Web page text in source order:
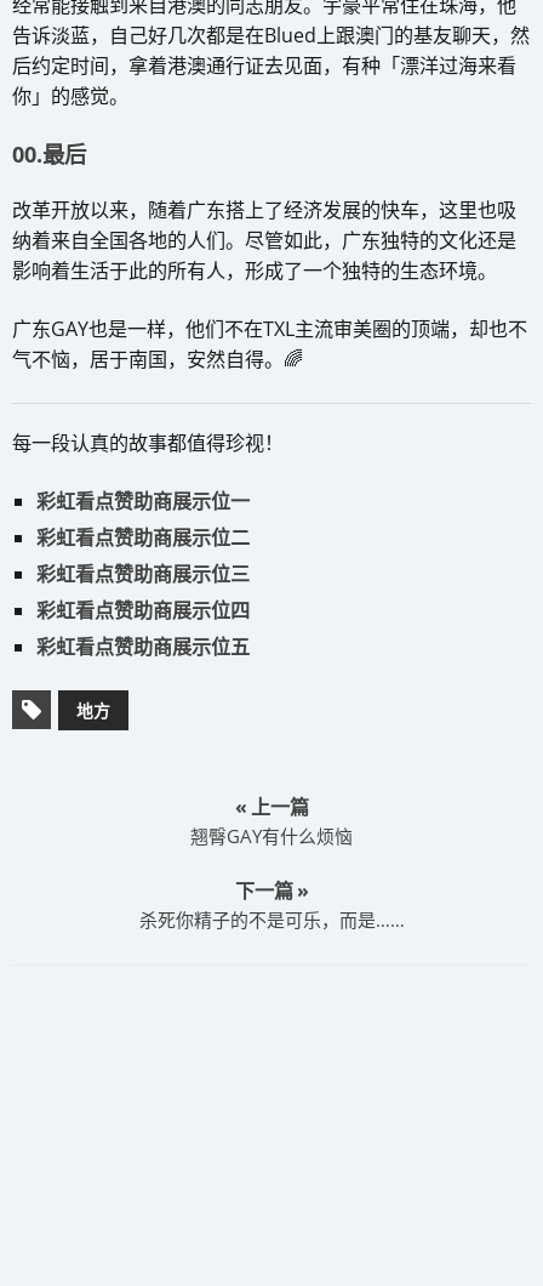
告诉淡蓝，自己好几次都是在Blued上跟澳门的基友聊天，然
后约定时间，拿着港澳通行证去见面，有种「漂洋过海来看
你」的感觉。
00.最后
改革开放以来，随着广东搭上了经济发展的快车，这里也吸
纳着来自全国各地的人们。尽管如此，广东独特的文化还是
影响着生活于此的所有人，形成了一个独特的生态环境。
广东GAY也是一样，他们不在TXL主流审美圈的顶端，却也不
气不恼，居于南国，安然自得。🌈
每一段认真的故事都值得珍视！
彩虹看点赞助商展示位一
彩虹看点赞助商展示位二
彩虹看点赞助商展示位三
彩虹看点赞助商展示位四
彩虹看点赞助商展示位五
地方
« 上一篇
翘臀GAY有什么烦恼
下一篇 »
杀死你精子的不是可乐，而是……